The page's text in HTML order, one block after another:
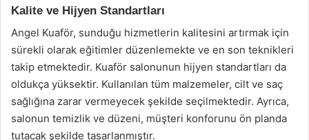
Kalite ve Hijyen Standartları
Angel Kuaför, sunduğu hizmetlerin kalitesini artırmak için
sürekli olarak eğitimler düzenlemekte ve en son teknikleri
takip etmektedir. Kuaför salonunun hijyen standartları da
oldukça yüksektir. Kullanılan tüm malzemeler, cilt ve saç
sağlığına zarar vermeyecek şekilde seçilmektedir. Ayrıca,
salonun temizlik ve düzeni, müşteri konforunu ön planda
tutacak şekilde tasarlanmıştır.